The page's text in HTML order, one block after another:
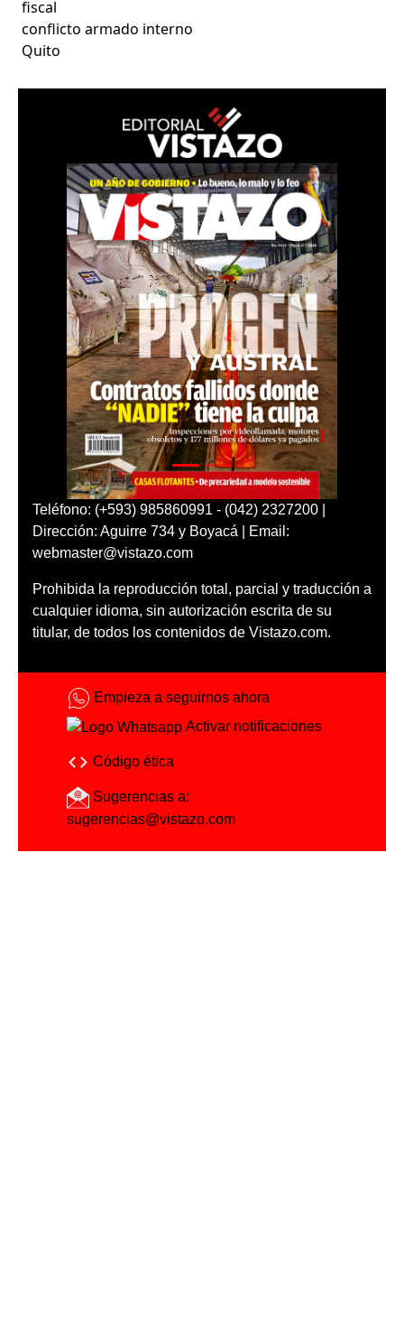
fiscal
conflicto armado interno
Quito
Teléfono: (+593) 985860991 - (042) 2327200 |
Dirección: Aguirre 734 y Boyacá | Email:
webmaster@vistazo.com
Prohibida la reproducción total, parcial y traducción a
cualquier idioma, sin autorización escrita de su
titular, de todos los contenidos de Vistazo.com.
Empieza a seguirnos ahora
Activar notificaciones
Código ética
Sugerencias a:
sugerencias@vistazo.com